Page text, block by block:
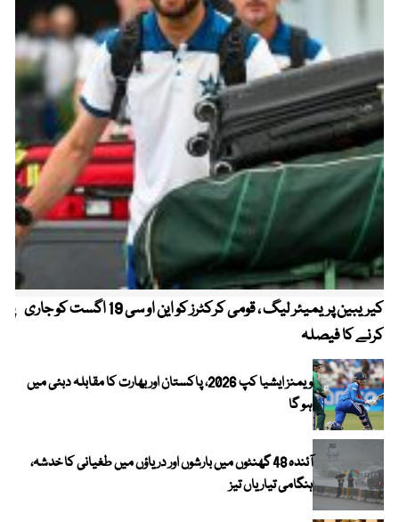
کیریبین پریمیئر لیگ ، قومی کرکٹرز کو این او سی 19 اگست کو جاری
کرنے کا فیصلہ
ویمنز ایشیا کپ 2026، پاکستان اور بھارت کا مقابلہ دبئی میں
ہو گا
آئندہ 48 گھنٹوں میں بارشوں اور دریاؤں میں طغیانی کا خدشہ،
ہنگامی تیاریاں تیز